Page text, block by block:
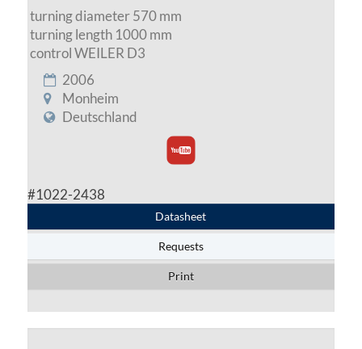
turning diameter 570 mm
turning length 1000 mm
control WEILER D3
2006
Monheim
Deutschland
#1022-2438
Datasheet
Requests
Print